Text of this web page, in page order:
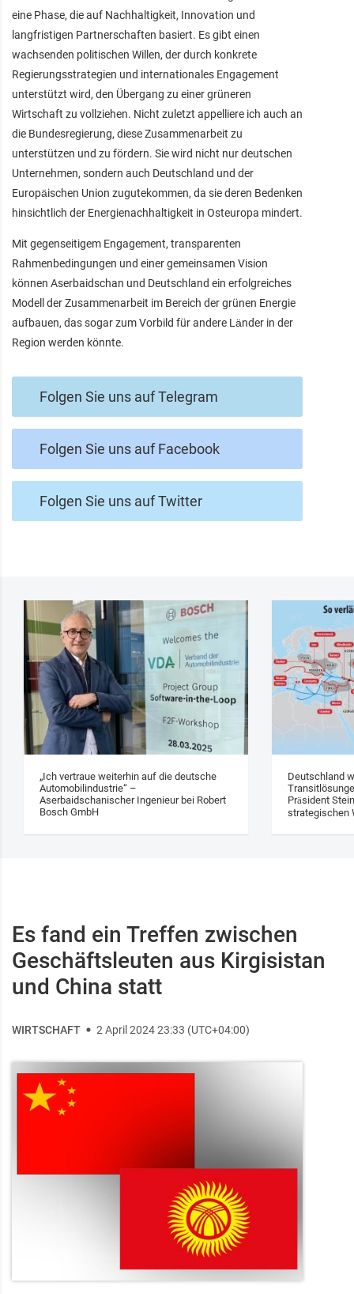
eine Phase, die auf Nachhaltigkeit, Innovation und
langfristigen Partnerschaften basiert. Es gibt einen
wachsenden politischen Willen, der durch konkrete
Regierungsstrategien und internationales Engagement
unterstützt wird, den Übergang zu einer grüneren
Wirtschaft zu vollziehen. Nicht zuletzt appelliere ich auch an
die Bundesregierung, diese Zusammenarbeit zu
unterstützen und zu fördern. Sie wird nicht nur deutschen
Unternehmen, sondern auch Deutschland und der
Europäischen Union zugutekommen, da sie deren Bedenken
hinsichtlich der Energienachhaltigkeit in Osteuropa mindert.
Mit gegenseitigem Engagement, transparenten
Rahmenbedingungen und einer gemeinsamen Vision
können Aserbaidschan und Deutschland ein erfolgreiches
Modell der Zusammenarbeit im Bereich der grünen Energie
aufbauen, das sogar zum Vorbild für andere Länder in der
Region werden könnte.
Folgen Sie uns auf Telegram
Folgen Sie uns auf Facebook
Folgen Sie uns auf Twitter
„Ich vertraue weiterhin auf die deutsche
Automobilindustrie“ –
Aserbaidschanischer Ingenieur bei Robert
Bosch GmbH
Deutschland
Präsident
strategischen
Es fand ein Treffen zwischen
Geschäftsleuten aus Kirgisistan
und China statt
WIRTSCHAFT 2 April 2024 23:33 (UTC+04:00)